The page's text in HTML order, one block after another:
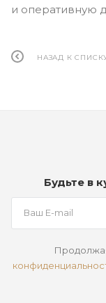
и оперативную
НАЗАД К
Будьте в